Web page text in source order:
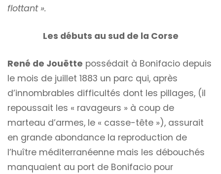
flottant ».
Les débuts au sud de la Corse
René de Jouëtte possédait à Bonifacio depuis
le mois de juillet 1883 un parc qui, après
d’innombrables difficultés dont les pillages, (il
repoussait les « ravageurs » à coup de
marteau d’armes, le « casse-tête »), assurait
en grande abondance la reproduction de
l’huître méditerranéenne mais les débouchés
manquaient au port de Bonifacio pour